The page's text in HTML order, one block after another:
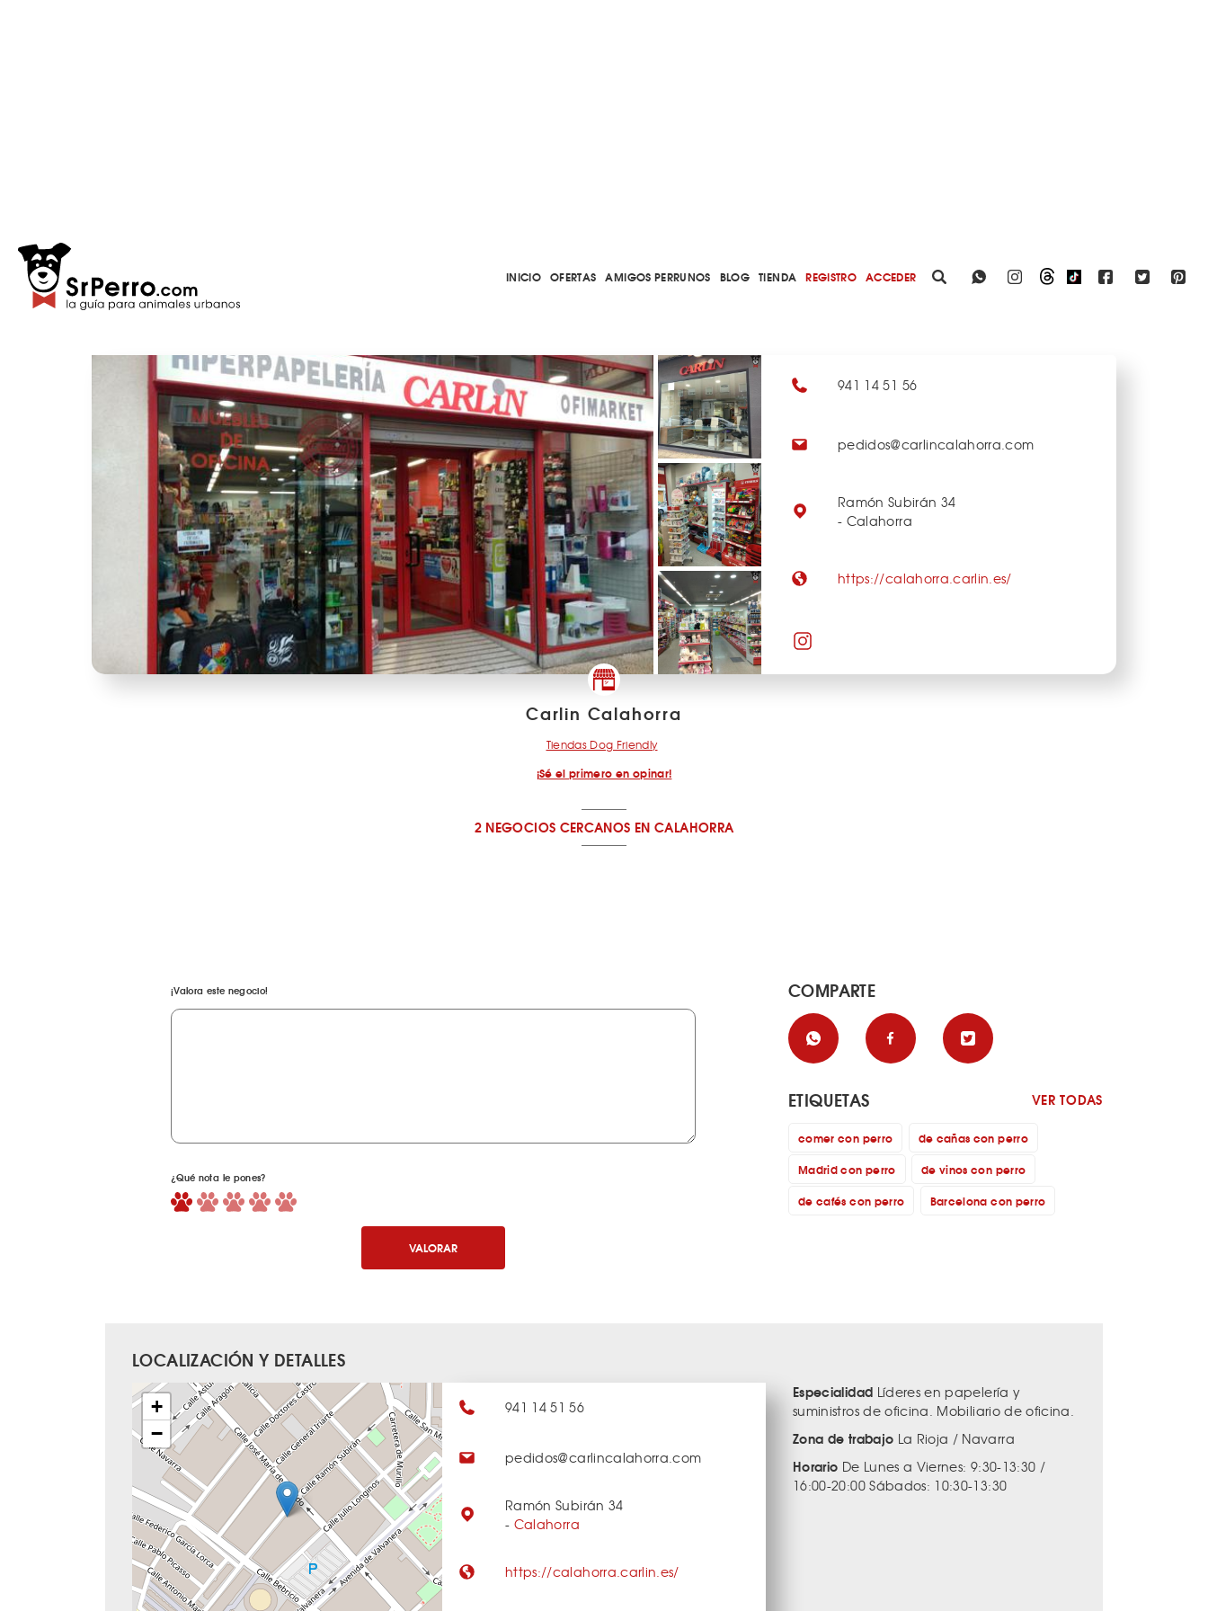
INICIO OFERTAS AMIGOS PERRUNOS BLOG TIENDA REGISTRO ACCEDER
941 14 51 56
pedidos@carlincalahorra.com
Ramón Subirán 34
- Calahorra
https://calahorra.carlin.es/
Carlin Calahorra
Tiendas Dog Friendly
¡Sé el primero en opinar!
2 NEGOCIOS CERCANOS EN CALAHORRA
¡Valora este negocio!
¿Qué nota le pones?
VALORAR
COMPARTE
ETIQUETAS VER TODAS
comer con perro
de cañas con perro
Madrid con perro
de vinos con perro
de cafés con perro
Barcelona con perro
LOCALIZACIÓN Y DETALLES
+
−
941 14 51 56
pedidos@carlincalahorra.com
Ramón Subirán 34
- Calahorra
https://calahorra.carlin.es/
Especialidad Líderes en papelería y
suministros de oficina. Mobiliario de oficina.
Zona de trabajo La Rioja / Navarra
Horario De Lunes a Viernes: 9:30-13:30 /
16:00-20:00 Sábados: 10:30-13:30